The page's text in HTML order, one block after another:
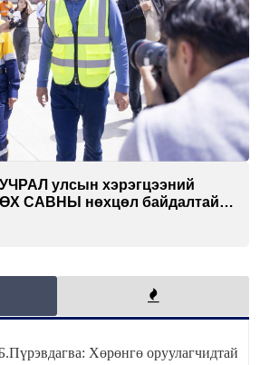
улсын хэрэгцээний
САВНЫ нөхцөл байдалтай
Хөрөнгө оруулагчидтай